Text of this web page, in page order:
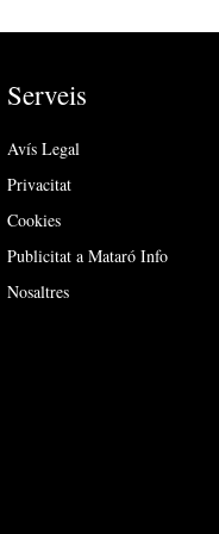
Serveis
Avís Legal
Privacitat
Cookies
Publicitat a Mataró Info
Nosaltres